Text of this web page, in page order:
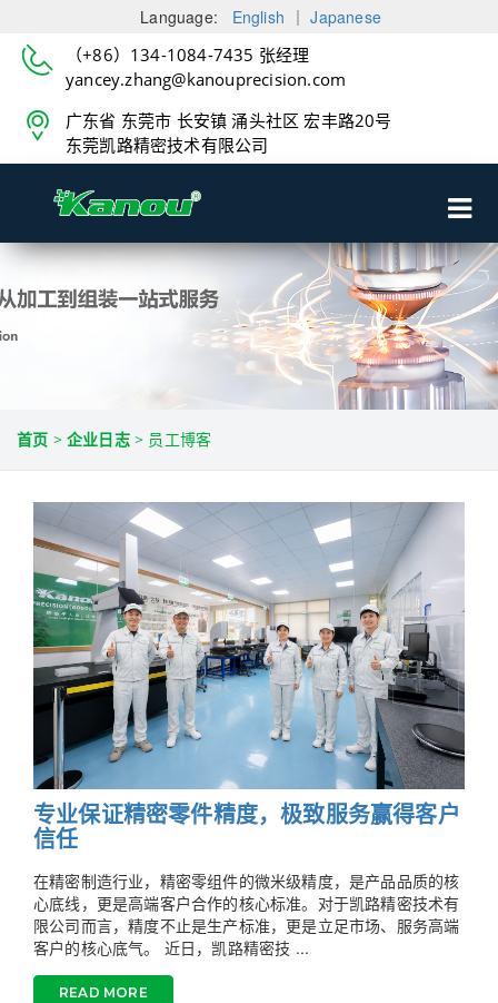
Language: English ｜Japanese
（+86）134-1084-7435 张经理
yancey.zhang@kanouprecision.com
广东省 东莞市 长安镇 涌头社区 宏丰路20号
东莞凯路精密技术有限公司
首页 >企业日志> 员工博客
专业保证精密零件精度，极致服务赢得客户
信任
在精密制造行业，精密零组件的微米级精度，是产品品质的核
心底线，更是高端客户合作的核心标准。对于凯路精密技术有
限公司而言，精度不止是生产标准，更是立足市场、服务高端
客户的核心底气。 近日，凯路精密技 ...
READ MORE